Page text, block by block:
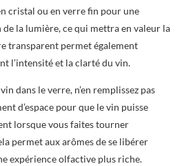
cristal ou en verre fin pour une
la lumière, ce qui mettra en valeur la
transparent permet également
l’intensité et la clarté du vin.
dans le verre, n’en remplissez pas
d’espace pour que le vin puisse
lorsque vous faites tourner
permet aux arômes de se libérer
expérience olfactive plus riche.